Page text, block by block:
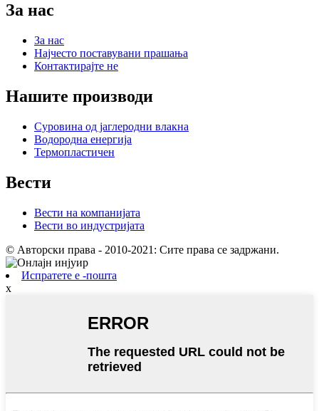
За нас
За нас
Најчесто поставувани прашања
Контактирајте не
Нашите производи
Суровина од јаглеродни влакна
Водородна енергија
Термопластичен
Вести
Вести на компанијата
Вести во индустријата
© Авторски права - 2010-2021: Сите права се задржани.
Испратете е -пошта
x